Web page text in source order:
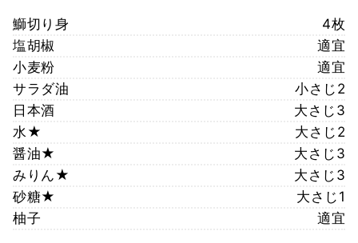
鰤切り身
4枚
塩胡椒
適宜
小麦粉
適宜
サラダ油
小さじ2
日本酒
大さじ3
水★
大さじ2
醤油★
大さじ3
みりん★
大さじ3
砂糖★
大さじ1
柚子
適宜